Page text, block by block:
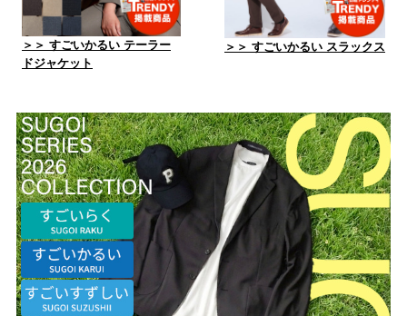
＞＞ すごいかるい テーラー
ドジャケット
＞＞ すごいかるい スラックス